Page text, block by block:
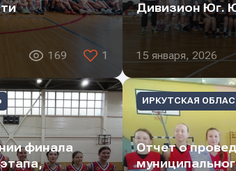
169 1
Дивизион Юг.
15 января, 2026
финала
ИРКУТСКАЯ
Отчет о